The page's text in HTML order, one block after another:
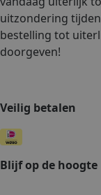
uitzondering
bestelling tot
doorgeven!
Veilig betalen
Blijf op de hoogte